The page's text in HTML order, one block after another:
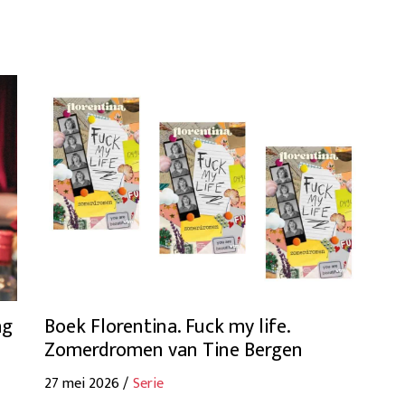
Boek Florentina. Fuck my life.
Zomerdromen van Tine Bergen
27 mei 2026 /Serie